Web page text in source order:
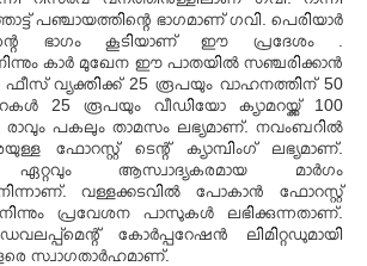
പഞ്ചായത്തിന്റെ ഭാഗമാണ് ഗവി. പെരിയാർ
ഭാഗം കൂടിയാണ് ഈ പ്രദേശം .
നിന്നും കാർ മുഖേന ഈ പാതയിൽ സഞ്ചരിക്കാൻ
ഫീസ് വ്യക്തിക്ക് 25 രൂപയും വാഹനത്തിന് 50
25 രൂപയും വീഡിയോ ക്യാമറയ്ക്ക് 100
പകലും താമസം ലഭ്യമാണ്. നവംബറിൽ
ഫോറസ്റ്റ് ടെന്റ് ക്യാമ്പിംഗ് ലഭ്യമാണ്.
ഏറ്റവും ആസ്വാദ്യകരമായ മാർഗം
വള്ളക്കടവിൽ പോകാൻ ഫോറസ്റ്റ്
പ്രവേശന പാസുകൾ ലഭിക്കുന്നതാണ്.
കോർപ്പറേഷൻ ലിമിറ്റഡുമായി
സ്വാഗതാർഹമാണ്.